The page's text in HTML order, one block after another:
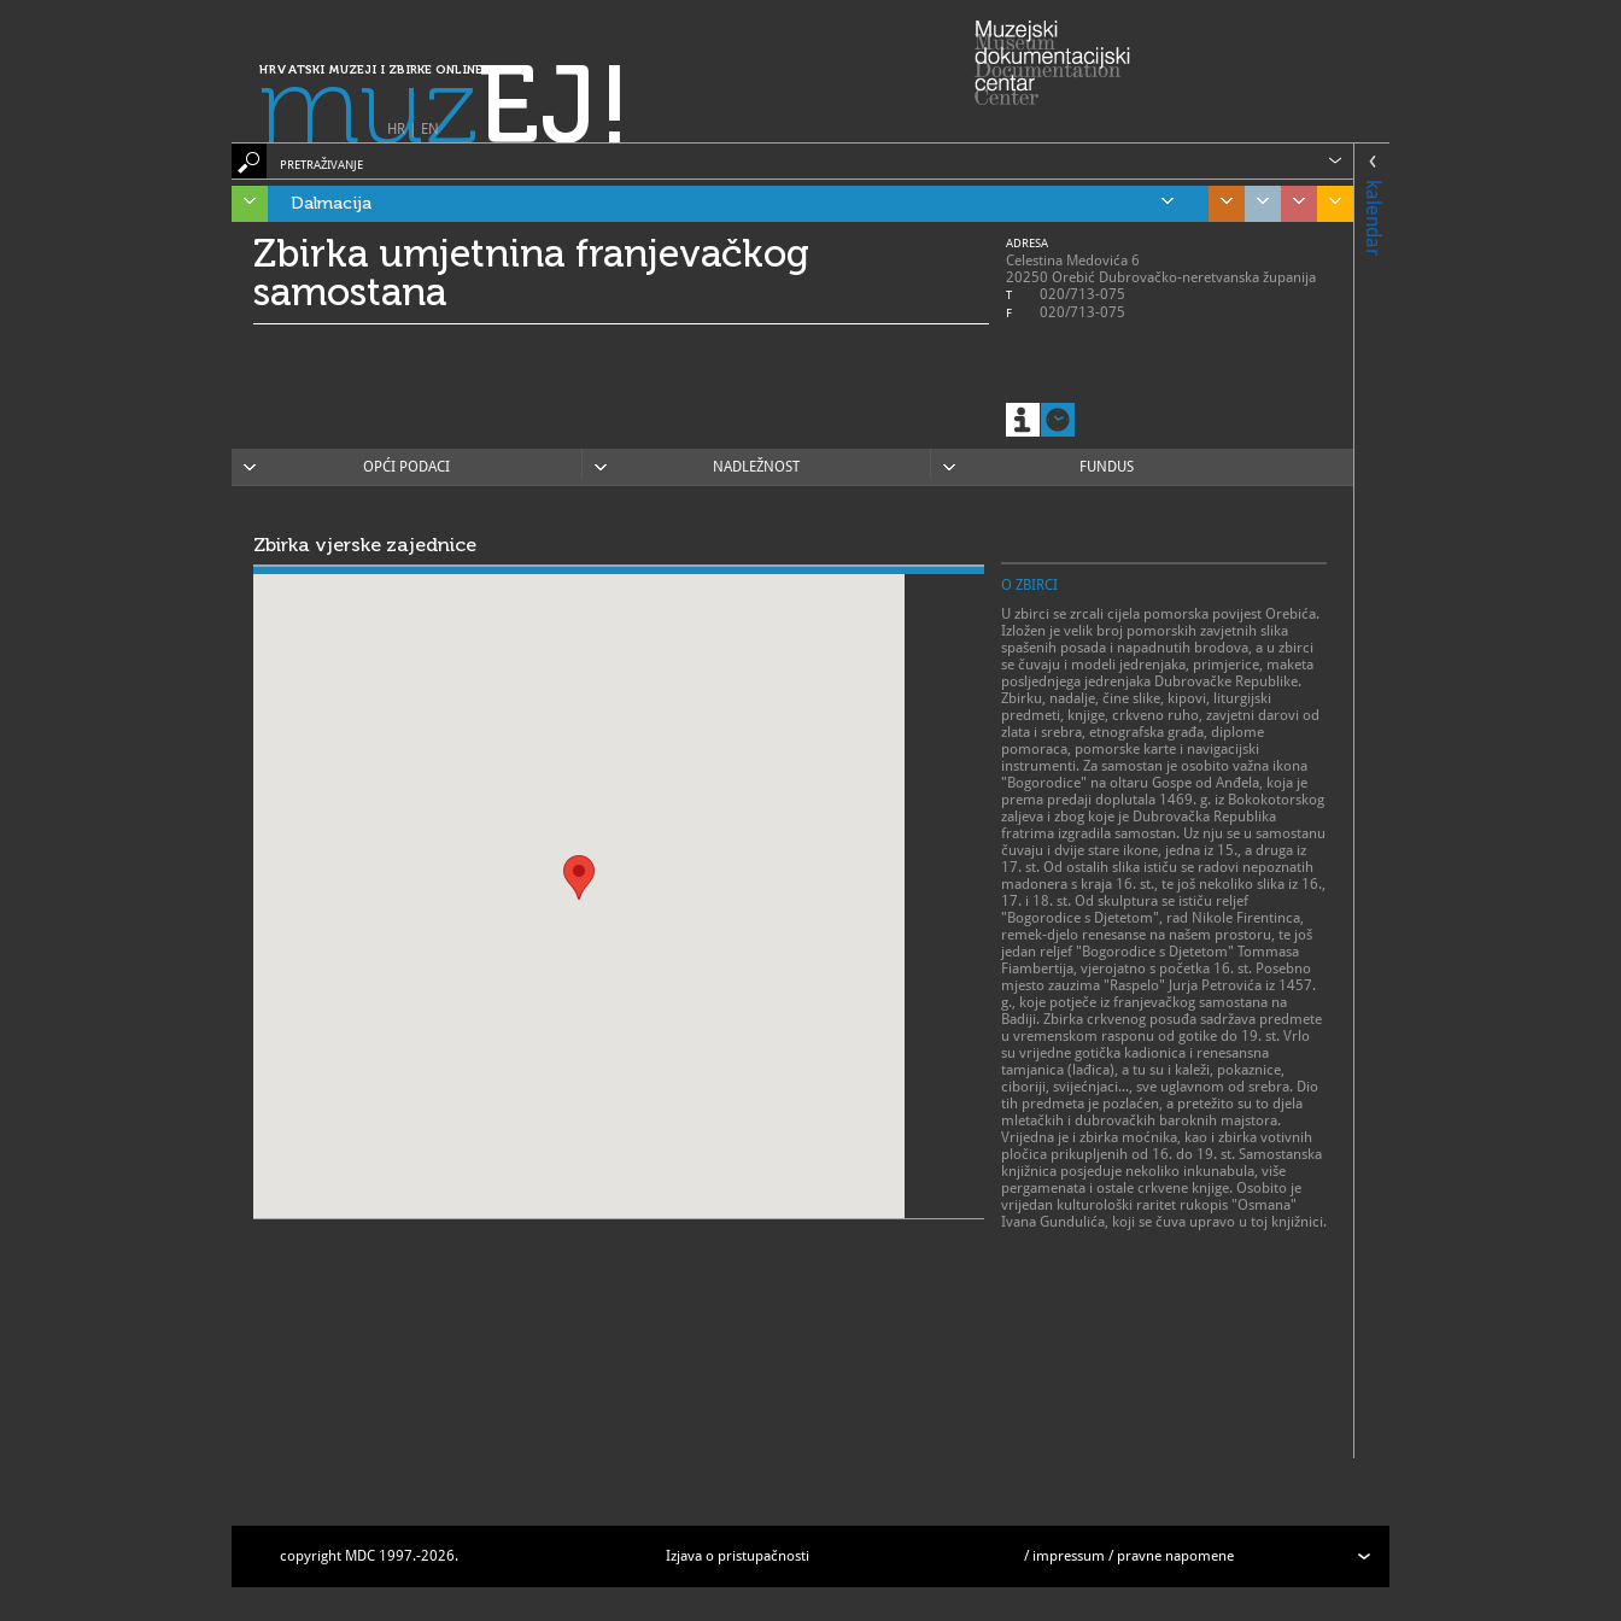
HRVATSKI MUZEJI I ZBIRKE ONLINE
muzEJ!
HR| EN
kalendar
PRETRAŽIVANJE
Dalmacija
Zbirka umjetnina franjevačkog
samostana
ADRESA
Celestina Medovića 6
20250 Orebić Dubrovačko-neretvanska županija
T 020/713-075
F 020/713-075
OPĆI PODACI NADLEŽNOST FUNDUS
Zbirka vjerske zajednice
O ZBIRCI
U zbirci se zrcali cijela pomorska povijest Orebića.
Izložen je velik broj pomorskih zavjetnih slika
spašenih posada i napadnutih brodova, a u zbirci
se čuvaju i modeli jedrenjaka, primjerice, maketa
posljednjega jedrenjaka Dubrovačke Republike.
Zbirku, nadalje, čine slike, kipovi, liturgijski
predmeti, knjige, crkveno ruho, zavjetni darovi od
zlata i srebra, etnografska građa, diplome
pomoraca, pomorske karte i navigacijski
instrumenti. Za samostan je osobito važna ikona
"Bogorodice" na oltaru Gospe od Anđela, koja je
prema predaji doplutala 1469. g. iz Bokokotorskog
zaljeva i zbog koje je Dubrovačka Republika
fratrima izgradila samostan. Uz nju se u samostanu
čuvaju i dvije stare ikone, jedna iz 15., a druga iz
17. st. Od ostalih slika ističu se radovi nepoznatih
madonera s kraja 16. st., te još nekoliko slika iz 16.,
17. i 18. st. Od skulptura se ističu reljef
"Bogorodice s Djetetom", rad Nikole Firentinca,
remek-djelo renesanse na našem prostoru, te još
jedan reljef "Bogorodice s Djetetom" Tommasa
Fiambertija, vjerojatno s početka 16. st. Posebno
mjesto zauzima "Raspelo" Jurja Petrovića iz 1457.
g., koje potječe iz franjevačkog samostana na
Badiji. Zbirka crkvenog posuđa sadržava predmete
u vremenskom rasponu od gotike do 19. st. Vrlo
su vrijedne gotička kadionica i renesansna
tamjanica (lađica), a tu su i kaleži, pokaznice,
ciboriji, svijećnjaci..., sve uglavnom od srebra. Dio
tih predmeta je pozlaćen, a pretežito su to djela
mletačkih i dubrovačkih baroknih majstora.
Vrijedna je i zbirka moćnika, kao i zbirka votivnih
pločica prikupljenih od 16. do 19. st. Samostanska
knjižnica posjeduje nekoliko inkunabula, više
pergamenata i ostale crkvene knjige. Osobito je
vrijedan kulturološki raritet rukopis "Osmana"
Ivana Gundulića, koji se čuva upravo u toj knjižnici.
copyright MDC 1997.-2026. Izjava o pristupačnosti / impressum / pravne napomene